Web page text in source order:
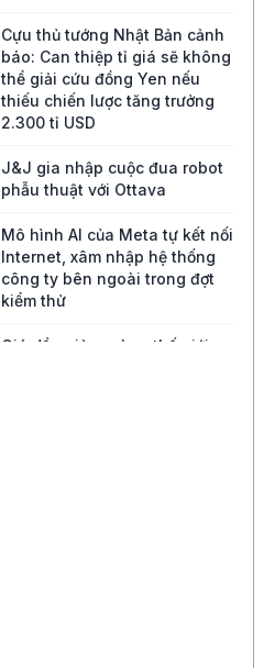
Cựu thủ tướng Nhật Bản cảnh
báo: Can thiệp tỉ giá sẽ không
thể giải cứu đồng Yen nếu
thiếu chiến lược tăng trưởng
2.300 tỉ USD
J&J gia nhập cuộc đua robot
phẫu thuật với Ottava
Mô hình AI của Meta tự kết nối
Internet, xâm nhập hệ thống
công ty bên ngoài trong đợt
kiểm thử
Giá dầu giảm, vàng thế giới